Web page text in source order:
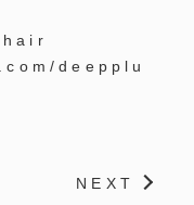
deepplu
NEXT